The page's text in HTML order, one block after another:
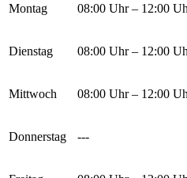
Montag 08:00 Uhr – 12:00
Dienstag 08:00 Uhr – 12:00
Mittwoch 08:00 Uhr – 12:00
Donnerstag ---